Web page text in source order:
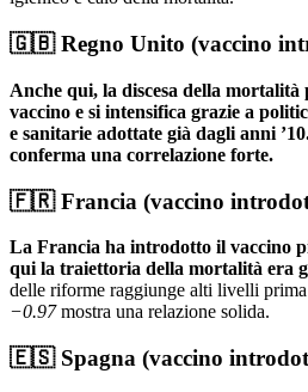
🇬🇧 Regno Unito (vaccino
Anche qui, la discesa della mortalità
vaccino e si intensifica grazie a
e sanitarie adottate già dagli anni
conferma una correlazione forte.
🇫🇷 Francia (vaccino
La Francia ha introdotto il vaccino
qui la traiettoria della mortalità era
delle riforme raggiunge alti livelli
−0.97mostra una relazione solida.
🇪🇸 Spagna (vaccino